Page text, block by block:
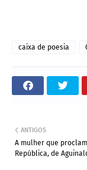
caixa de poesia
ANTIGOS
A mulher que
República, de